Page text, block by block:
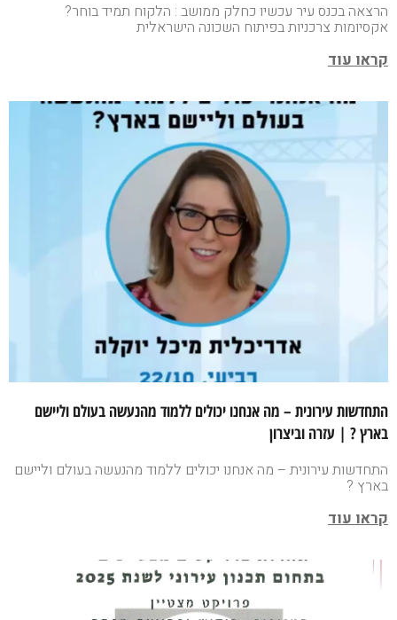
הרצאה בכנס עיר עכשיו כחלק ממושב : הלקוח תמיד בוחר?
אקסיומות צרכניות בפיתוח השכונה הישראלית
קראו עוד
התחדשות עירונית – מה אנחנו יכולים ללמוד מהנעשה בעולם וליישם
בארץ ? | עזרה וביצרון
התחדשות עירונית – מה אנחנו יכולים ללמוד מהנעשה בעולם וליישם
בארץ ?
קראו עוד